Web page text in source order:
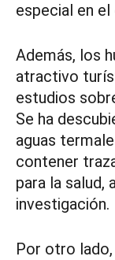
especial en
Además, los
atractivo
estudios
Se ha
aguas
contener
para la salud,
investigación.
Por otro lado,